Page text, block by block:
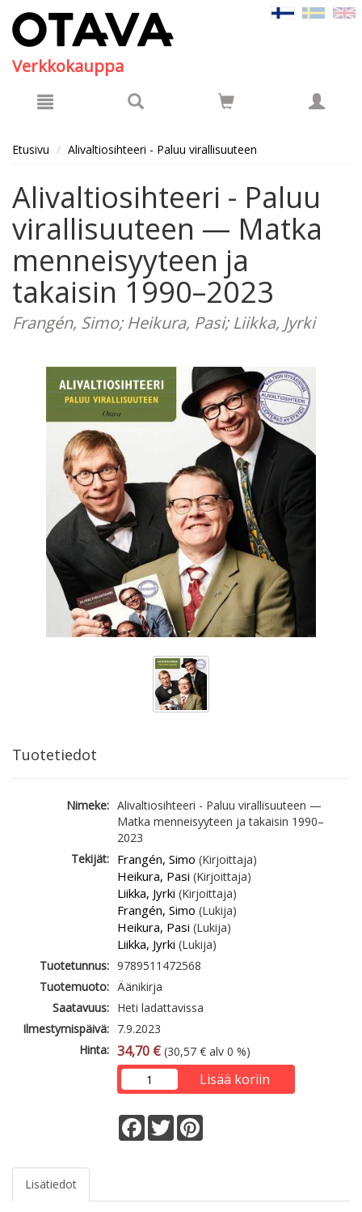
Verkkokauppa
Etusivu Alivaltiosihteeri - Paluu virallisuuteen
Alivaltiosihteeri - Paluu
virallisuuteen — Matka
menneisyyteen ja
takaisin 1990–2023
Frangén, Simo; Heikura, Pasi; Liikka, Jyrki
Tuotetiedot
Nimeke: Alivaltiosihteeri - Paluu virallisuuteen —
Matka menneisyyteen ja takaisin 1990–
2023
Tekijät: Frangén, Simo (Kirjoittaja)
Heikura, Pasi (Kirjoittaja)
Liikka, Jyrki (Kirjoittaja)
Frangén, Simo (Lukija)
Heikura, Pasi (Lukija)
Liikka, Jyrki (Lukija)
Tuotetunnus: 9789511472568
Tuotemuoto: Äänikirja
Saatavuus: Heti ladattavissa
Ilmestymispäivä: 7.9.2023
Hinta: 34,70 € (30,57 € alv 0 %)
Lisää koriin
Facebook
Twitter
Lisätiedot